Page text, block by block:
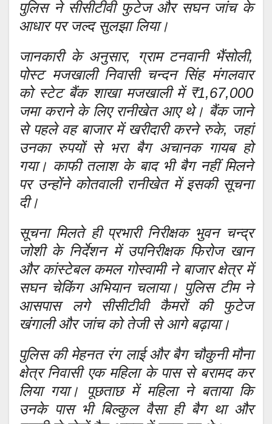
पुलिस ने सीसीटीवी फुटेज और सघन जांच के
आधार पर जल्द सुलझा लिया।
जानकारी के अनुसार, ग्राम टनवानी भैंसोली,
पोस्ट मजखाली निवासी चन्दन सिंह मंगलवार
को स्टेट बैंक शाखा मजखाली में ₹1,67,000
जमा कराने के लिए रानीखेत आए थे। बैंक जाने
से पहले वह बाजार में खरीदारी करने रुके, जहां
उनका रुपयों से भरा बैग अचानक गायब हो
गया। काफी तलाश के बाद भी बैग नहीं मिलने
पर उन्होंने कोतवाली रानीखेत में इसकी सूचना
दी।
सूचना मिलते ही प्रभारी निरीक्षक भुवन चन्द्र
जोशी के निर्देशन में उपनिरीक्षक फिरोज खान
और कांस्टेबल कमल गोस्वामी ने बाजार क्षेत्र में
सघन चेकिंग अभियान चलाया। पुलिस टीम ने
आसपास लगे सीसीटीवी कैमरों की फुटेज
खंगाली और जांच को तेजी से आगे बढ़ाया।
पुलिस की मेहनत रंग लाई और बैग चौकुनी मौना
क्षेत्र निवासी एक महिला के पास से बरामद कर
लिया गया। पूछताछ में महिला ने बताया कि
उनके पास भी बिल्कुल वैसा ही बैग था और